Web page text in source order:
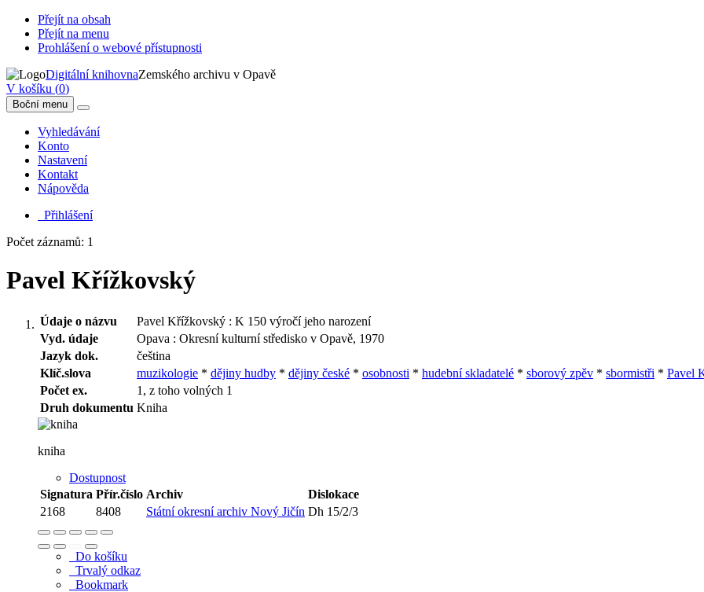
Přejít na obsah
Přejít na menu
Prohlášení o webové přístupnosti
Digitální knihovnaZemského archivu v Opavě
V košíku (0)
Boční menu
Vyhledávání
Konto
Nastavení
Kontakt
Nápověda
Přihlášení
Počet záznamů: 1
Pavel Křížkovský
Údaje o názvu
Pavel Křížkovský : K 150 výročí jeho narození
Vyd. údaje
Opava : Okresní kulturní středisko v Opavě, 1970
Jazyk dok.
čeština
Klíč.slova
muzikologie * dějiny hudby * dějiny české * osobnosti * hudební skladatelé * sborový zpěv * sbormistři * Pavel
Počet ex.
1, z toho volných 1
Druh dokumentu Kniha
kniha
Dostupnost
Signatura Přír.číslo Archiv
Dislokace
2168
8408 Státní okresní archiv Nový Jičín Dh 15/2/3
Do košíku
Trvalý odkaz
Bookmark